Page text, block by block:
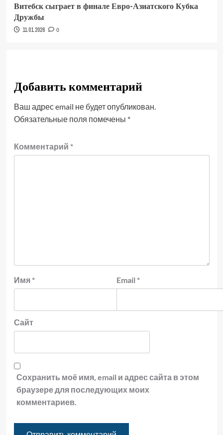
Витебск сыграет в финале Евро-Азиатского Кубка
Дружбы
11.01.2026 0
Добавить комментарий
Ваш адрес email не будет опубликован.
Обязательные поля помечены *
Комментарий *
Имя * Email *
Сайт
Сохранить моё имя, email и адрес сайта в этом
браузере для последующих моих
комментариев.